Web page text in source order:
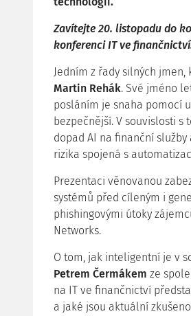
Zavítejte 20. listopadu do
konferenci IT ve
Jedním z řady silných
Martin Rehák. Své jméno
posláním je snaha pomocí
bezpečnější. V souvislosti
dopad AI na finanční
rizika spojená s
Prezentaci věnovanou
systémů před cíleným i
phishingovými útoky
Networks.
O tom, jak inteligentní je v
Petrem Čermákem ze
na IT ve finančnictví
a jaké jsou aktuální